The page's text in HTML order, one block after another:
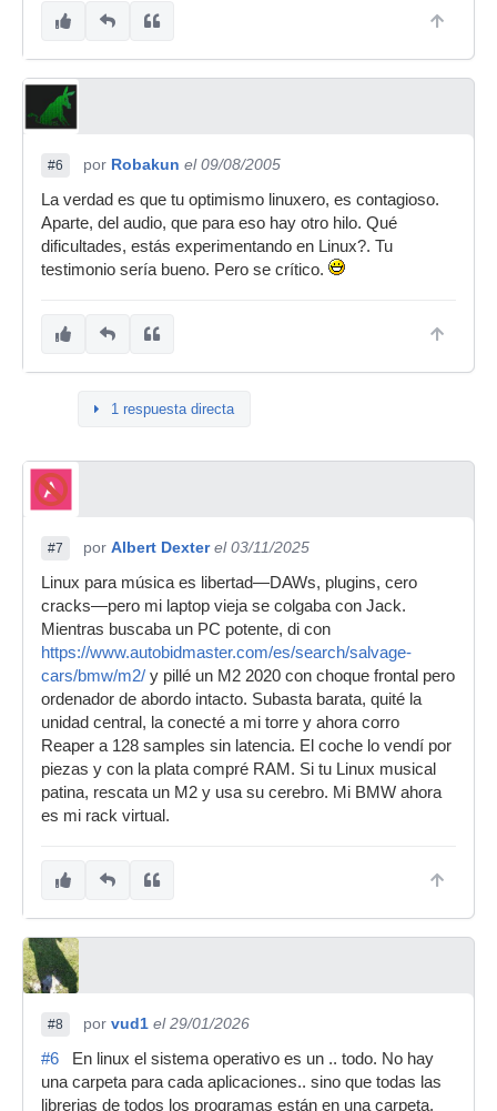
#6 por Robakun el 09/08/2005
La verdad es que tu optimismo linuxero, es contagioso.
Aparte, del audio, que para eso hay otro hilo. Qué
dificultades, estás experimentando en Linux?. Tu
testimonio sería bueno. Pero se crítico.
1 respuesta directa
#7 por Albert Dexter el 03/11/2025
Linux para música es libertad—DAWs, plugins, cero
cracks—pero mi laptop vieja se colgaba con Jack.
Mientras buscaba un PC potente, di con
https://www.autobidmaster.com/es/search/salvage-
cars/bmw/m2/ y pillé un M2 2020 con choque frontal pero
ordenador de abordo intacto. Subasta barata, quité la
unidad central, la conecté a mi torre y ahora corro
Reaper a 128 samples sin latencia. El coche lo vendí por
piezas y con la plata compré RAM. Si tu Linux musical
patina, rescata un M2 y usa su cerebro. Mi BMW ahora
es mi rack virtual.
#8 por vud1 el 29/01/2026
#6 En linux el sistema operativo es un .. todo. No hay
una carpeta para cada aplicaciones.. sino que todas las
librerias de todos los programas están en una carpeta,